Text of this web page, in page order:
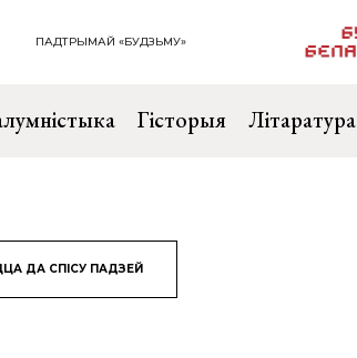
ПАДТРЫМАЙ «БУДЗЬМУ»
Гісторыя Літаратура
ДА СПІСУ ПАДЗЕЙ